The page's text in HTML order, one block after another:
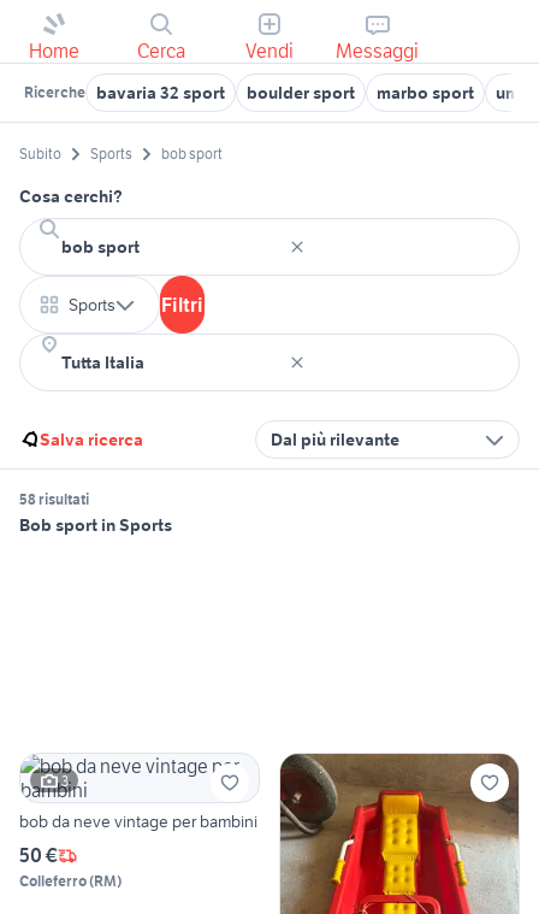
Home Cerca Vendi Messaggi
Ricerche bavaria 32 sport boulder sport marbo sport um
Subito Sports bob sport
Cosa cerchi?
Sports Filtri
Salva ricerca Dal più rilevante
58 risultati
Bob sport in Sports
3
bob da neve vintage per bambini
50 €
Colleferro(RM)